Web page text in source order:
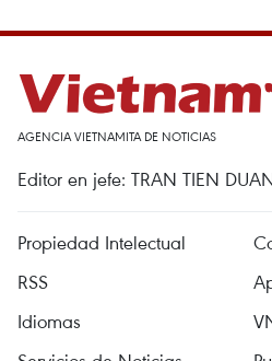
AGENCIA VIETNAMITA DE NOTICIAS
Editor en jefe: TRAN TIEN
Propiedad Intelectual
RSS
Idiomas